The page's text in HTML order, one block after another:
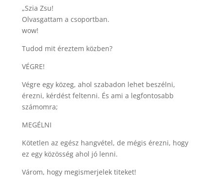
„Szia Zsu!
Olvasgattam a csoportban.
wow!
Tudod mit éreztem közben?
VÉGRE!
Végre egy közeg, ahol szabadon lehet beszélni,
érezni, kérdést feltenni. És ami a legfontosabb
számomra;
MEGÉLNI
Kötetlen az egész hangvétel, de mégis érezni, hogy
ez egy közösség ahol jó lenni.
Várom, hogy megismerjelek titeket!